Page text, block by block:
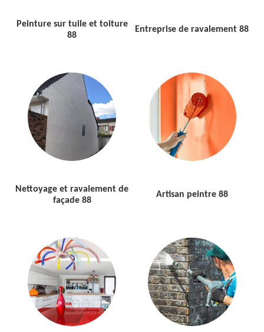
Peinture sur tuile et toiture
88
Entreprise de ravalement 88
Nettoyage et ravalement de
façade 88
Artisan peintre 88